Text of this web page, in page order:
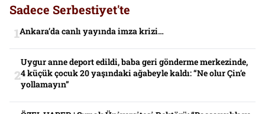
Sadece Serbestiyet'te
Ankara’da canlı yayında imza krizi…
Uygur anne deport edildi, baba geri gönderme merkezinde,
4 küçük çocuk 20 yaşındaki ağabeyle kaldı: “Ne olur Çin’e
yollamayın”